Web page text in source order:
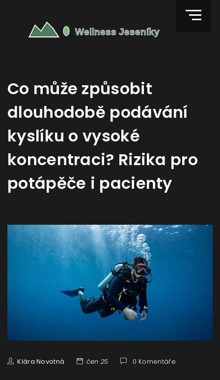
Co může způsobit
dlouhodobě podávání
kyslíku o vysoké
koncentraci? Rizika pro
potápěče i pacienty
Klára Novotná čen 25 0 Komentáře